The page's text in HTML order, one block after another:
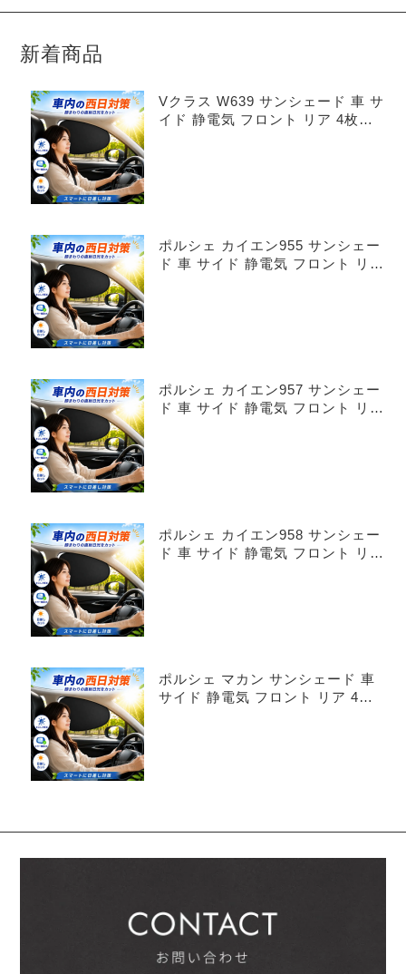
新着商品
Vクラス W639 サンシェード 車 サ
イド 静電気 フロント リア 4枚セ
ポルシェ カイエン955 サンシェー
ド 車 サイド 静電気 フロント リア
ポルシェ カイエン957 サンシェー
ド 車 サイド 静電気 フロント リア
ポルシェ カイエン958 サンシェー
ド 車 サイド 静電気 フロント リア
ポルシェ マカン サンシェード 車
サイド 静電気 フロント リア 4枚